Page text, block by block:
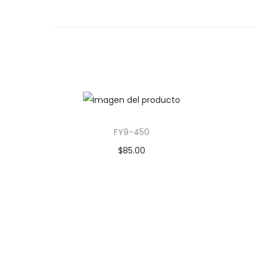
FY9-450
$85.00